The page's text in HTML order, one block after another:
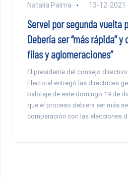
Natalia Palma 13-12-2021
Servel por segunda vuelta
Debería ser “más rápida” y
filas y aglomeraciones”
El presidente del consejo
Electoral entregó las directrices
balotaje de este domingo 19 de
que el proceso debiera ser más
comparación con las elecciones